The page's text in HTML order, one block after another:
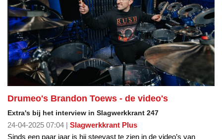
Drumeo's Brandon Toews - de video's
Extra's bij het interview in Slagwerkkrant 247
24-04-2025 07:04 | Slagwerkkrant Plus
Sinds een paar jaar is hij steevast te zien in de video’s van